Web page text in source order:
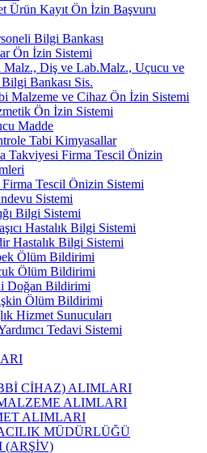
Ürün Kayıt Ön İzin Başvuru
Bilgi Bankası
Ön İzin Sistemi
Malz., Diş ve Lab.Malz., Uçucu ve
Bankası Sis.
Malzeme ve Cihaz Ön İzin Sistemi
Ön İzin Sistemi
Madde
Tabi Kimyasallar
Takviyesi Firma Tescil Önizin
Tescil Önizin Sistemi
Sistemi
Bilgi Sistemi
Hastalık Bilgi Sistemi
Hastalık Bilgi Sistemi
Ölüm Bildirimi
Ölüm Bildirimi
Doğan Bildirimi
Ölüm Bildirimi
Hizmet Sunucuları
Tedavi Sistemi
CİHAZ) ALIMLARI
ALIMLARI
ALIMLARI
MÜDÜRLÜĞÜ
(ARŞİV)